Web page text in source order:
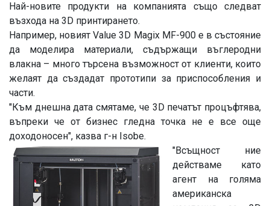
Най-новите продукти на компанията също следват
възхода на 3D принтирането.
Например, новият Value 3D Magix MF-900 е в състояние
да моделира материали, съдържащи въглеродни
влакна – много търсена възможност от клиенти, които
желаят да създадат прототипи за приспособления и
части.
"Към днешна дата смятаме, че 3D печатът процъфтява,
въпреки че от бизнес гледна точка не е все още
доходоносен", казва г-н Isobe.
"Всъщност ние
действаме като
агент на голяма
американска